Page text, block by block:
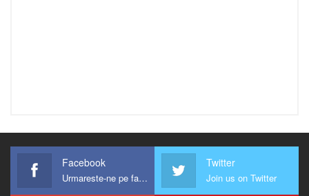
Facebook
Urmareste-ne pe facebook !
Twitter
Join us on Twitter